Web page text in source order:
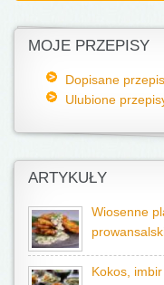
MOJE PRZEPISY
Dopisane
Ulubione
ARTYKUŁY
Wiosenne
Kokos,